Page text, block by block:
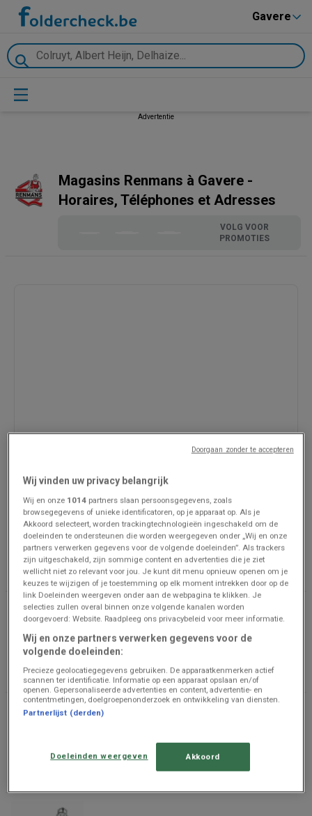
Gavere
Advertentie
Magasins Renmans à Gavere -
Horaires, Téléphones et Adresses
VOLG VOOR
PROMOTIES
Renmans
918 m
Molenstraat 80, Gavere
09/3849137
Renmans
Savaanstraat 5, Nazareth
Molenstraat 128, Audenarde
7.0 km
Wij vinden uw privacy belangrijk
Wij en onze 1014 partners slaan persoonsgegevens, zoals
browsegegevens of unieke identificatoren, op je apparaat op. Als je
Akkoord selecteert, worden trackingtechnologieën ingeschakeld om de
doeleinden te ondersteunen die worden weergegeven onder „Wij en onze
partners verwerken gegevens voor de volgende doeleinden”. Als trackers
zijn uitgeschakeld, zijn sommige content en advertenties die je ziet
wellicht niet zo relevant voor jou. Je kunt dit menu opnieuw openen om je
keuzes te wijzigen of je toestemming op elk moment intrekken door op de
link Doeleinden weergeven onder aan de webpagina te klikken. Je
selecties zullen overal binnen onze volgende kanalen worden
doorgevoerd: Website. Raadpleeg ons privacybeleid voor meer informatie.
Wij en onze partners verwerken gegevens voor de
volgende doeleinden:
Precieze geolocatiegegevens gebruiken. De apparaatkenmerken actief
scannen ter identificatie. Informatie op een apparaat opslaan en/of
openen. Gepersonaliseerde advertenties en content, advertentie- en
contentmetingen, doelgroepenonderzoek en ontwikkeling van diensten.
Partnerlijst (derden)
Doeleinden weergeven Akkoord
Doorgaan zonder te accepteren